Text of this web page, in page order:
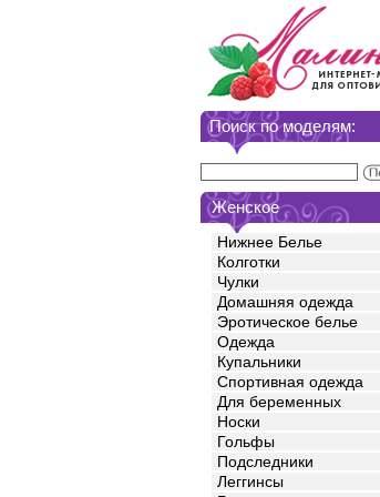
Поиск по моделям:
Женское
Нижнее Белье
Колготки
Чулки
Домашняя одежда
Эротическое белье
Одежда
Купальники
Спортивная одежда
Для беременных
Носки
Гольфы
Подследники
Леггинсы